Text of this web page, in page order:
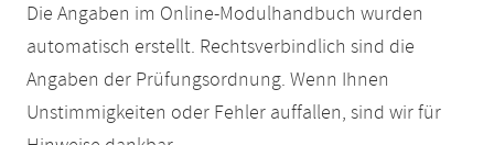
Die Angaben im Online-Modulhandbuch wurden
automatisch erstellt. Rechtsverbindlich sind die
Angaben der Prüfungsordnung. Wenn Ihnen
Unstimmigkeiten oder Fehler auffallen, sind wir für